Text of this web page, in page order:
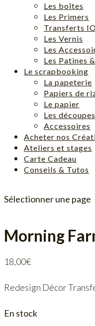
Les boîtes
Les Primers
Transferts
Les Vernis
Les
Les Patines
Le scrapbooking
La papeterie
Papiers de
Le papier
Les
Accessoires
Acheter nos
Ateliers et stages
Carte Cadeau
Conseils & Tutos
Sélectionner une page
Morning
18,00€
Redesign Décor
En stock